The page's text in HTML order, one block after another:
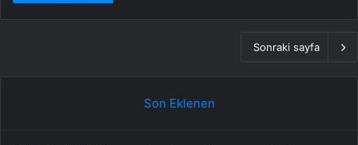
Sonraki sayfa
Son Eklenen